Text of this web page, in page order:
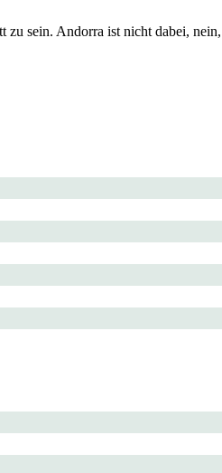
sein. Andorra ist nicht dabei,